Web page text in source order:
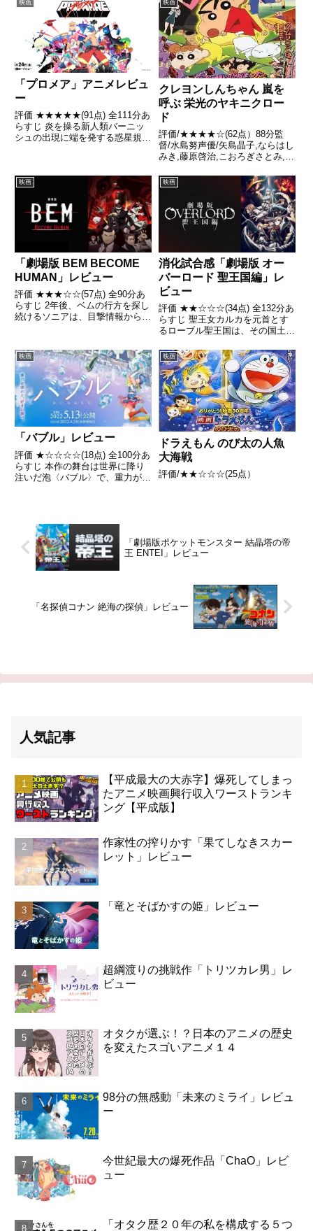
潜入できて大はしゃぎをしていた
のもつかの間 引用- Wikipedia
映画
「プロメア」アニメレビュ
ー
評価 ★★★★★(91点) 全111分あ
らすじ 炎を操る新人類バーニッ
シュの出現に端を発する惑星規模
映画
クレヨンしんちゃん 嵐を
呼ぶ 栄光のヤキニクロー
ド
評価/★★★★☆(62点）88分監
督/水島努声優/矢島晶子,ならはし
みき,藤原啓治,こおろぎさとみ,真
き感想はこちらあらすじある朝の
野原家、いつもに輪をかけて貧相
な朝食に、とてもご機嫌斜めなし
んのすけ達。だがそ...
映画
「劇場版 BEM BECOME
HUMAN」レビュー
評価 ★★★☆☆(57点) 全90分あ
らすじ 2年後、ベムの行方を探し
続けるソニアは、目撃情報からド
の人間ベルム・アイズバーグと出
会う。引用- Wikipedia
映画
消化試合感「劇場版 オー
バーロード 聖王国編」レ
ビュー
評価 ★★☆☆☆(34点) 全132分あ
らすじ 聖王女カルカを元首とす
るローブル聖王国は、その国土を
謳歌してきた。しかし、突如現れ
た魔皇ヤルダバオトと亜人連合軍
の侵攻によって、安寧はいともた
やすく崩れ去ってしま...
映画
「バブル」レビュー
評価 ★☆☆☆☆(18点) 全100分あ
らすじ 本作の舞台は世界に降り
注いだ泡〈バブル〉で、重力が壊
ルに駆け回るパルクールのチーム
バトルの戦場となって...
映画
ドラえもん のび太の人魚
大海戦
評価/★★☆☆☆(25点）
「劇場版ポケットモンスター 結晶塔の帝
王 ENTEI」レビュー
「名探偵コナン 絶海の探偵」レビュー
人気記事
【平成最大の大赤字】爆死してしまっ
たアニメ映画興行収入ワーストランキ
ング【平成版】
作家性の搾りかす「果てしなきスカー
レット」レビュー
「竜とそばかすの姫」レビュー
超綱渡りの挑戦作「トリツカレ男」レ
ビュー
オタクが選ぶ！？日本のアニメの歴史
を変えたスゴいアニメ１４
98分の無感動「未来のミライ」レビュ
ー
今世紀最大の爆死作品「ChaO」レビ
ュー
「オタク歴２０年の私を構成する５つ